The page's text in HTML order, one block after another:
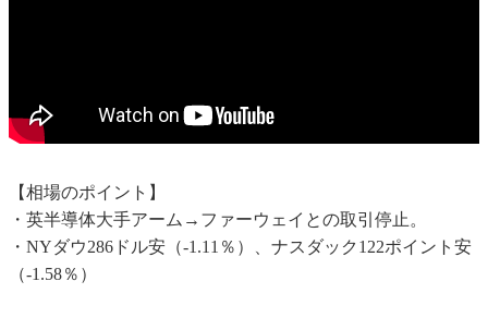
【相場のポイント】
・英半導体大手アーム→ファーウェイとの取引停止。
・NYダウ286ドル安（-1.11％）、ナスダック122ポイント安
（-1.58％）